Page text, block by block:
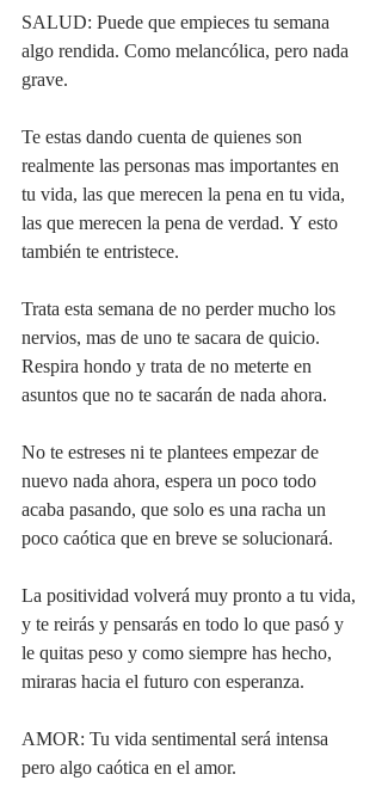
SALUD: Puede que empieces tu semana
algo rendida. Como melancólica, pero nada
grave.
Te estas dando cuenta de quienes son
realmente las personas mas importantes en
tu vida, las que merecen la pena en tu vida,
las que merecen la pena de verdad. Y esto
también te entristece.
Trata esta semana de no perder mucho los
nervios, mas de uno te sacara de quicio.
Respira hondo y trata de no meterte en
asuntos que no te sacarán de nada ahora.
No te estreses ni te plantees empezar de
nuevo nada ahora, espera un poco todo
acaba pasando, que solo es una racha un
poco caótica que en breve se solucionará.
La positividad volverá muy pronto a tu vida,
y te reirás y pensarás en todo lo que pasó y
le quitas peso y como siempre has hecho,
miraras hacia el futuro con esperanza.
AMOR: Tu vida sentimental será intensa
pero algo caótica en el amor.